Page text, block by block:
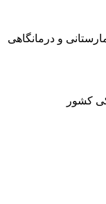
و درمانگاهی
کشور